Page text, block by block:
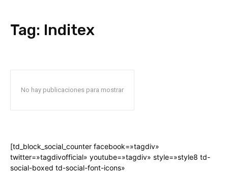
Tag: Inditex
No hay publicaciones para mostrar
[td_block_social_counter facebook=»tagdiv»
twitter=»tagdivofficial» youtube=»tagdiv» style=»style8 td-
social-boxed td-social-font-icons»